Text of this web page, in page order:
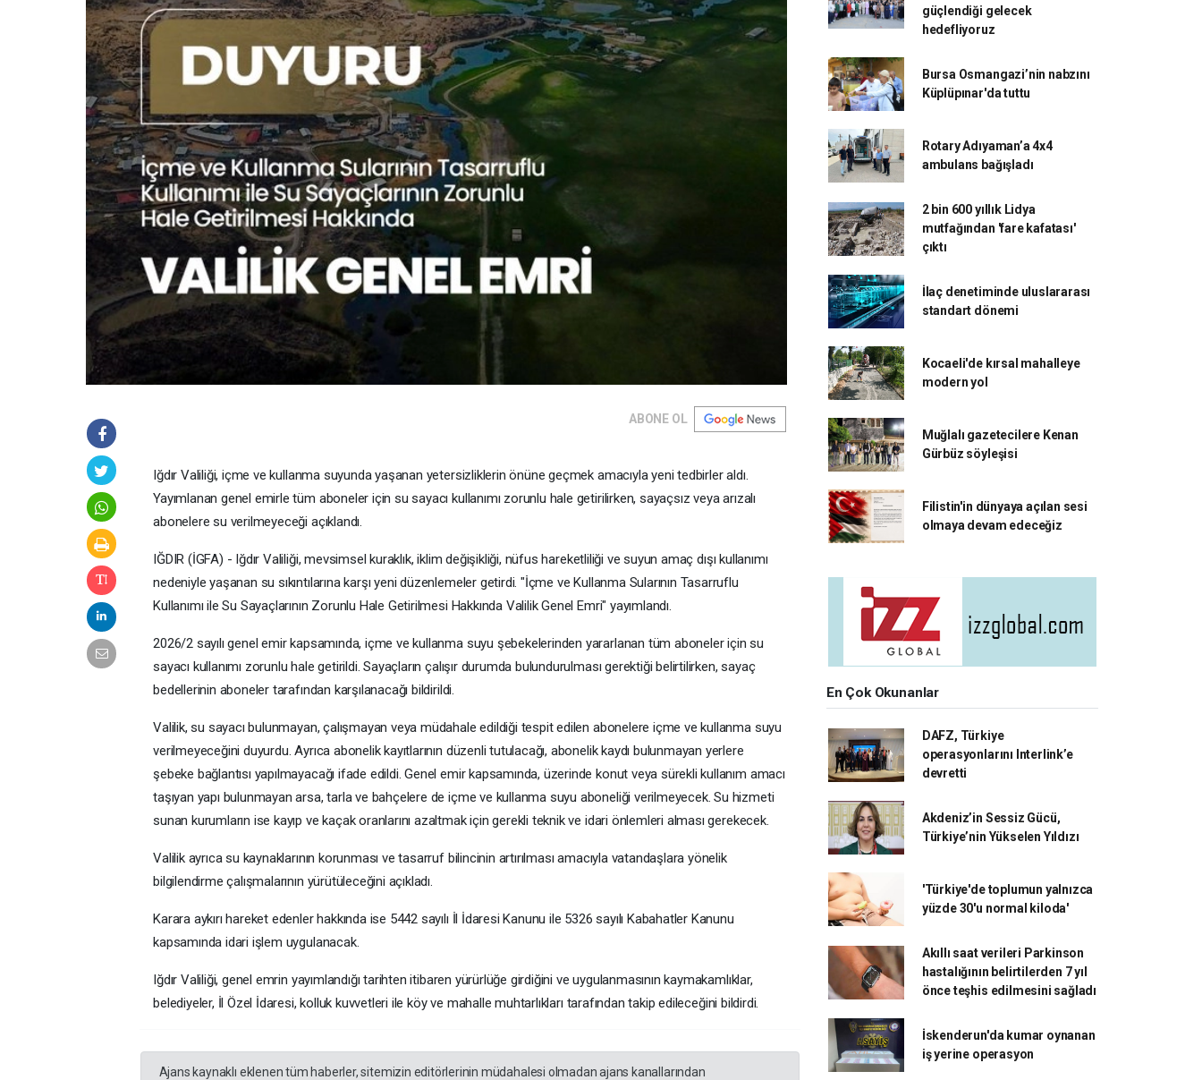
ABONE OL
Iğdır Valiliği, içme ve kullanma suyunda yaşanan yetersizliklerin önüne geçmek amacıyla yeni tedbirler aldı.
Yayımlanan genel emirle tüm aboneler için su sayacı kullanımı zorunlu hale getirilirken, sayaçsız veya arızalı
abonelere su verilmeyeceği açıklandı.
IĞDIR (İGFA) - Iğdır Valiliği, mevsimsel kuraklık, iklim değişikliği, nüfus hareketliliği ve suyun amaç dışı kullanımı
nedeniyle yaşanan su sıkıntılarına karşı yeni düzenlemeler getirdi. "İçme ve Kullanma Sularının Tasarruflu
Kullanımı ile Su Sayaçlarının Zorunlu Hale Getirilmesi Hakkında Valilik Genel Emri" yayımlandı.
2026/2 sayılı genel emir kapsamında, içme ve kullanma suyu şebekelerinden yararlanan tüm aboneler için su
sayacı kullanımı zorunlu hale getirildi. Sayaçların çalışır durumda bulundurulması gerektiği belirtilirken, sayaç
bedellerinin aboneler tarafından karşılanacağı bildirildi.
Valilik, su sayacı bulunmayan, çalışmayan veya müdahale edildiği tespit edilen abonelere içme ve kullanma suyu
verilmeyeceğini duyurdu. Ayrıca abonelik kayıtlarının düzenli tutulacağı, abonelik kaydı bulunmayan yerlere
şebeke bağlantısı yapılmayacağı ifade edildi. Genel emir kapsamında, üzerinde konut veya sürekli kullanım amacı
taşıyan yapı bulunmayan arsa, tarla ve bahçelere de içme ve kullanma suyu aboneliği verilmeyecek. Su hizmeti
sunan kurumların ise kayıp ve kaçak oranlarını azaltmak için gerekli teknik ve idari önlemleri alması gerekecek.
Valilik ayrıca su kaynaklarının korunması ve tasarruf bilincinin artırılması amacıyla vatandaşlara yönelik
bilgilendirme çalışmalarının yürütüleceğini açıkladı.
Karara aykırı hareket edenler hakkında ise 5442 sayılı İl İdaresi Kanunu ile 5326 sayılı Kabahatler Kanunu
kapsamında idari işlem uygulanacak.
Iğdır Valiliği, genel emrin yayımlandığı tarihten itibaren yürürlüğe girdiğini ve uygulanmasının kaymakamlıklar,
belediyeler, İl Özel İdaresi, kolluk kuvvetleri ile köy ve mahalle muhtarlıkları tarafından takip edileceğini bildirdi.
Ajans kaynaklı eklenen tüm haberler, sitemizin editörlerinin müdahalesi olmadan ajans kanallarından
güçlendiği gelecek
hedefliyoruz
Bursa Osmangazi’nin nabzını
Küplüpınar'da tuttu
Rotary Adıyaman’a 4x4
ambulans bağışladı
2 bin 600 yıllık Lidya
mutfağından 'fare kafatası'
çıktı
İlaç denetiminde uluslararası
standart dönemi
Kocaeli'de kırsal mahalleye
modern yol
Muğlalı gazetecilere Kenan
Gürbüz söyleşisi
Filistin'in dünyaya açılan sesi
olmaya devam edeceğiz
En Çok Okunanlar
DAFZ, Türkiye
operasyonlarını Interlink’e
devretti
Akdeniz’in Sessiz Gücü,
Türkiye’nin Yükselen Yıldızı
'Türkiye'de toplumun yalnızca
yüzde 30'u normal kiloda'
Akıllı saat verileri Parkinson
hastalığının belirtilerden 7 yıl
önce teşhis edilmesini sağladı
İskenderun'da kumar oynanan
iş yerine operasyon